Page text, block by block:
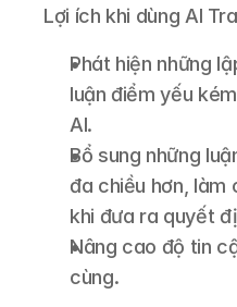
Lợi ích khi dùng AI
Phát hiện những
luận điểm yếu
AI.
Bổ sung những
đa chiều hơn,
khi đưa ra quyết
Nâng cao độ tin
cùng.